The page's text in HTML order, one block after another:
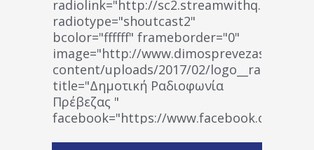
radiolink="http://
radiotype="shoutcast2"
bcolor="ffffff" frameborder="0"
image="http://www.dimosprevezas.gr/wp-
content/uploads/2017/02/
title="Δημοτική Ραδιοφωνία
Πρέβεζας "
facebook="https://www.facebook.com/